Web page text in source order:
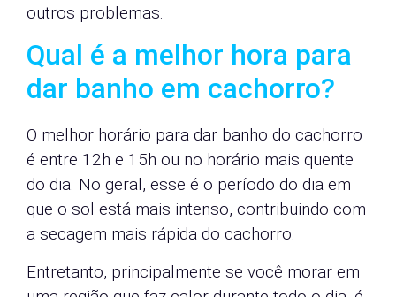
outros problemas.
Qual é a melhor hora para
dar banho em cachorro?
O melhor horário para dar banho do cachorro
é entre 12h e 15h ou no horário mais quente
do dia. No geral, esse é o período do dia em
que o sol está mais intenso, contribuindo com
a secagem mais rápida do cachorro.
Entretanto, principalmente se você morar em